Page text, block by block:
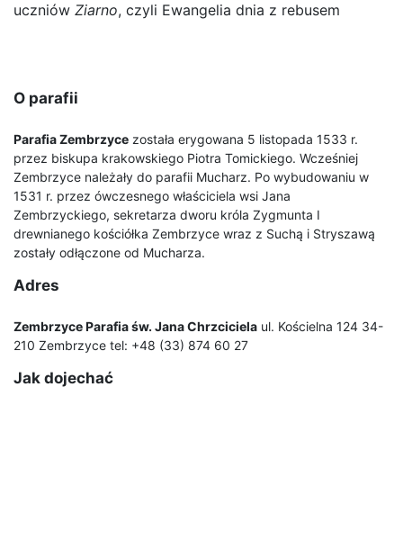
uczniów Ziarno, czyli Ewangelia dnia z rebusem
O parafii
Parafia Zembrzyce została erygowana 5 listopada 1533 r.
przez biskupa krakowskiego Piotra Tomickiego. Wcześniej
Zembrzyce należały do parafii Mucharz. Po wybudowaniu w
1531 r. przez ówczesnego właściciela wsi Jana
Zembrzyckiego, sekretarza dworu króla Zygmunta I
drewnianego kościółka Zembrzyce wraz z Suchą i Stryszawą
zostały odłączone od Mucharza.
Adres
Zembrzyce Parafia św. Jana Chrzciciela ul. Kościelna 124 34-
210 Zembrzyce tel: +48 (33) 874 60 27
Jak dojechać